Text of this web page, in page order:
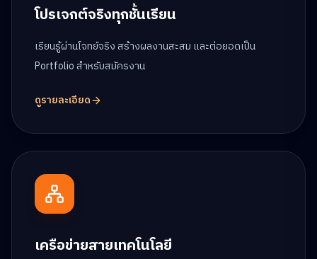
โปรเจกต์จริงทุกชั้นเรียน
เรียนรู้ผ่านโจทย์จริง สร้างผลงานสะสม และต่อยอดเป็น
Portfolio สำหรับสมัครงาน
ดูรายละเอียด
เครือข่ายสายเทคโนโลยี